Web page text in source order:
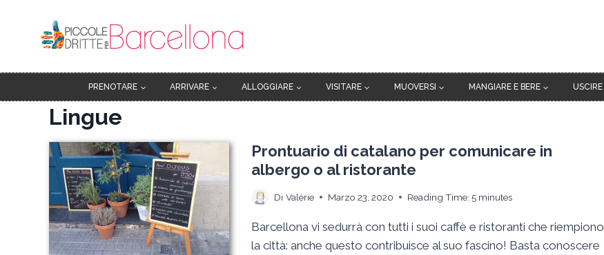
contenuto
PRENOTARE ARRIVARE ALLOGGIARE VISITARE MUOVERSI MANGIARE E BERE USCIRE
Lingue
Prontuario di catalano per comunicare in
albergo o al ristorante
Di Valérie Marzo 23, 2020 Reading Time: 5 minutes
Barcellona vi sedurrà con tutti i suoi caffè e ristoranti che riempiono
la città: anche questo contribuisce al suo fascino! Basta conoscere